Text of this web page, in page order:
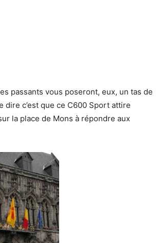
passants vous poseront, eux, un tas de
dire c’est que ce C600 Sport attire
la place de Mons à répondre aux